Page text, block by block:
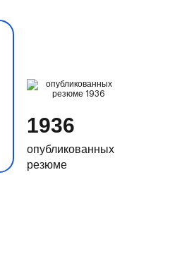
1936
опубликованных
резюме